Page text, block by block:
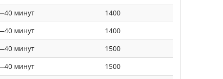
минут
1400
минут
1400
минут
1500
минут
1500